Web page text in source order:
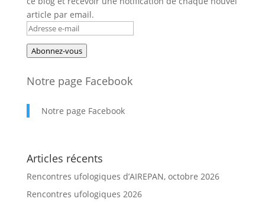
article par email.
Adresse
e-
mail
Abonnez-vous
Notre page Facebook
Notre page Facebook
Articles récents
Rencontres ufologiques d’AIREPAN, octobre 2026
Rencontres ufologiques 2026